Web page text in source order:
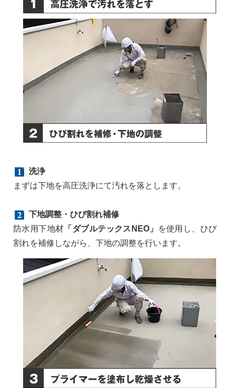
洗浄
まずは下地を高圧洗浄にて汚れを落とします。
下地調整・ひび割れ補修
防水用下地材 「ダブルテックスNEO」
を使用し、ひび
割れを補修しながら、下地の調整を行います。